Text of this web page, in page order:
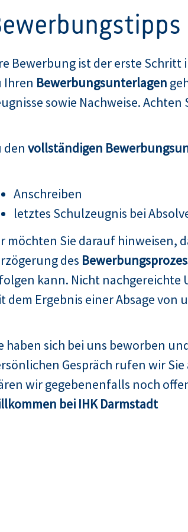
Bewerbung ist der erste Schritt
Ihren Bewerbungsunterlagen
sowie Nachweise.
den vollständigen
Anschreiben
letztes Schulzeugnis bei
möchten Sie darauf hinweisen,
des
kann. Nicht nachgereichte
dem Ergebnis einer Absage von
haben sich bei uns beworben
Gespräch rufen wir
wir gegebenenfalls noch
bei IHK Darmstadt